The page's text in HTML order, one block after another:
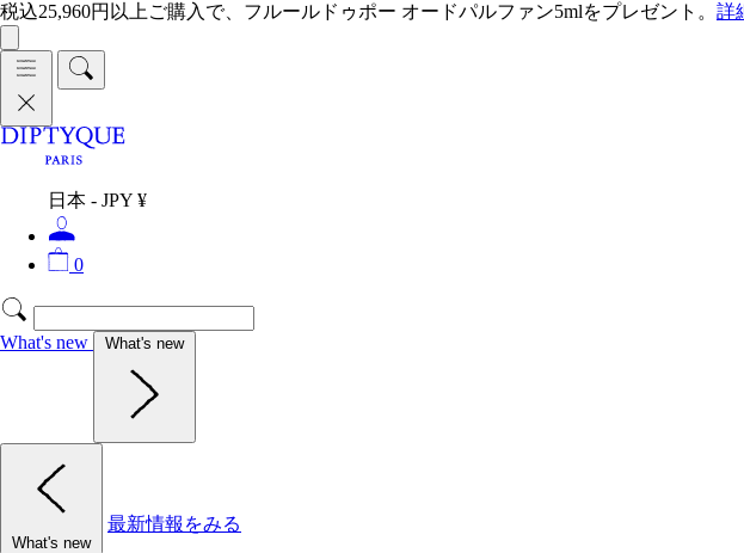
税込25,960円以上ご購入で、フルールドゥポー オードパルファン5mlをプレゼント。 詳
日本 - JPY ¥
0
What's new What's new
What's new
最新情報をみる